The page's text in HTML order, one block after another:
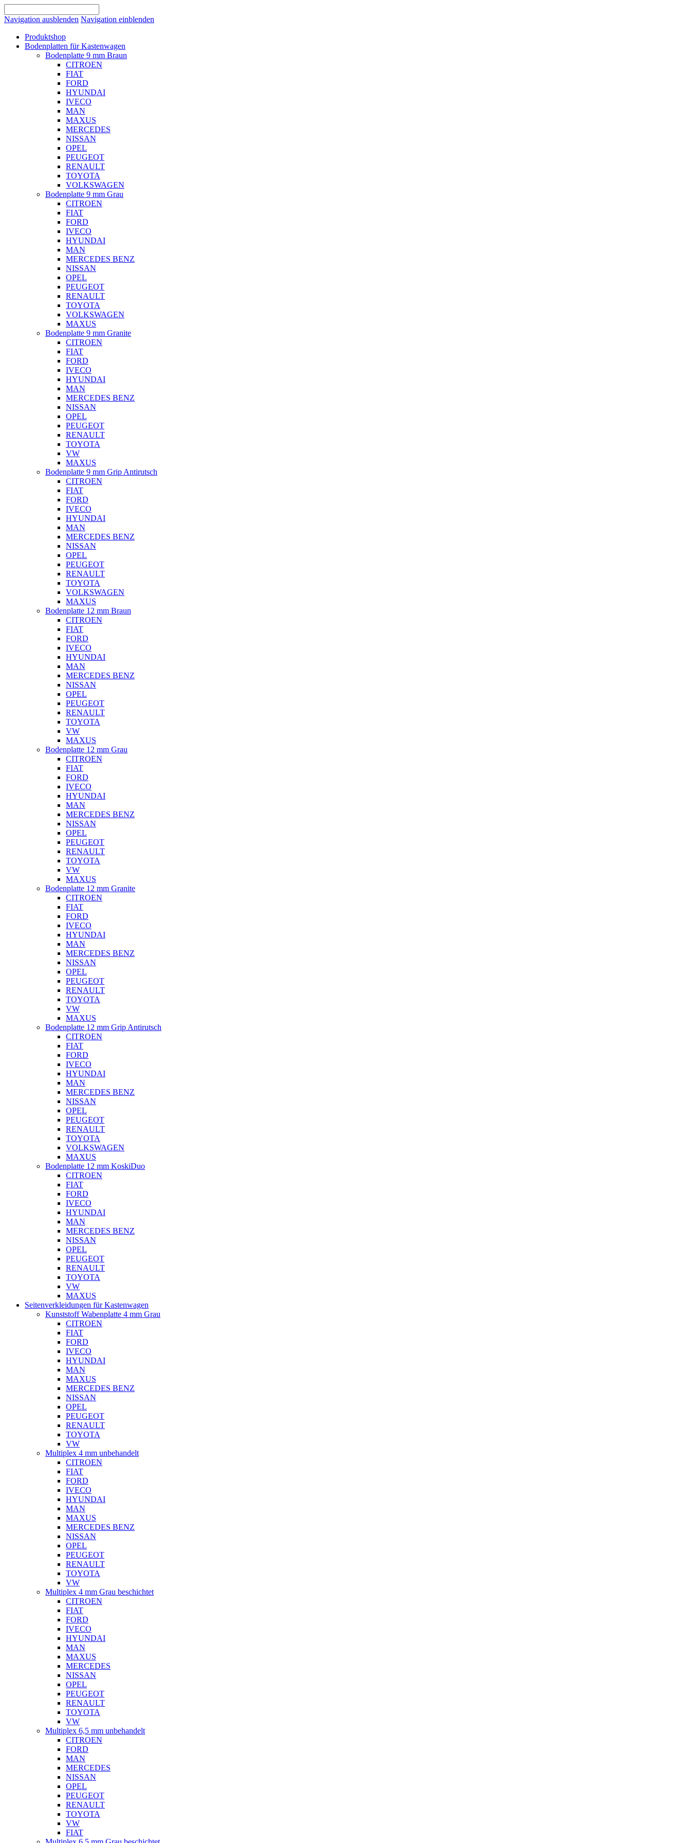
Navigation ausblenden Navigation einblenden
Produktshop
Bodenplatten für Kastenwagen
Bodenplatte 9 mm Braun
CITROEN
FIAT
FORD
HYUNDAI
IVECO
MAN
MAXUS
MERCEDES
NISSAN
OPEL
PEUGEOT
RENAULT
TOYOTA
VOLKSWAGEN
Bodenplatte 9 mm Grau
CITROEN
FIAT
FORD
IVECO
HYUNDAI
MAN
MERCEDES BENZ
NISSAN
OPEL
PEUGEOT
RENAULT
TOYOTA
VOLKSWAGEN
MAXUS
Bodenplatte 9 mm Granite
CITROEN
FIAT
FORD
IVECO
HYUNDAI
MAN
MERCEDES BENZ
NISSAN
OPEL
PEUGEOT
RENAULT
TOYOTA
VW
MAXUS
Bodenplatte 9 mm Grip Antirutsch
CITROEN
FIAT
FORD
IVECO
HYUNDAI
MAN
MERCEDES BENZ
NISSAN
OPEL
PEUGEOT
RENAULT
TOYOTA
VOLKSWAGEN
MAXUS
Bodenplatte 12 mm Braun
CITROEN
FIAT
FORD
IVECO
HYUNDAI
MAN
MERCEDES BENZ
NISSAN
OPEL
PEUGEOT
RENAULT
TOYOTA
VW
MAXUS
Bodenplatte 12 mm Grau
CITROEN
FIAT
FORD
IVECO
HYUNDAI
MAN
MERCEDES BENZ
NISSAN
OPEL
PEUGEOT
RENAULT
TOYOTA
VW
MAXUS
Bodenplatte 12 mm Granite
CITROEN
FIAT
FORD
IVECO
HYUNDAI
MAN
MERCEDES BENZ
NISSAN
OPEL
PEUGEOT
RENAULT
TOYOTA
VW
MAXUS
Bodenplatte 12 mm Grip Antirutsch
CITROEN
FIAT
FORD
IVECO
HYUNDAI
MAN
MERCEDES BENZ
NISSAN
OPEL
PEUGEOT
RENAULT
TOYOTA
VOLKSWAGEN
MAXUS
Bodenplatte 12 mm KoskiDuo
CITROEN
FIAT
FORD
IVECO
HYUNDAI
MAN
MERCEDES BENZ
NISSAN
OPEL
PEUGEOT
RENAULT
TOYOTA
VW
MAXUS
Seitenverkleidungen für Kastenwagen
Kunststoff Wabenplatte 4 mm Grau
CITROEN
FIAT
FORD
IVECO
HYUNDAI
MAN
MAXUS
MERCEDES BENZ
NISSAN
OPEL
PEUGEOT
RENAULT
TOYOTA
VW
Multiplex 4 mm unbehandelt
CITROEN
FIAT
FORD
IVECO
HYUNDAI
MAN
MAXUS
MERCEDES BENZ
NISSAN
OPEL
PEUGEOT
RENAULT
TOYOTA
VW
Multiplex 4 mm Grau beschichtet
CITROEN
FIAT
FORD
IVECO
HYUNDAI
MAN
MAXUS
MERCEDES
NISSAN
OPEL
PEUGEOT
RENAULT
TOYOTA
VW
Multiplex 6,5 mm unbehandelt
CITROEN
FORD
MAN
MERCEDES
NISSAN
OPEL
PEUGEOT
RENAULT
TOYOTA
VW
FIAT